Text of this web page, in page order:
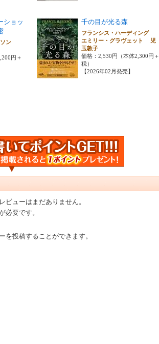
ショッ
ソン
円＋
千の目が光る森
フランシス・ハーディング
エミリー・グラヴェット 児
玉敦子
価格：2,530円（本体2,300円＋
税）
【2026年02月発売】
ビューはまだありません。
必要です。
を投稿することができます。